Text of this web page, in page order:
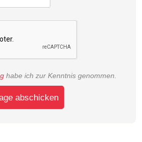
habe ich zur Kenntnis genommen.
abschicken